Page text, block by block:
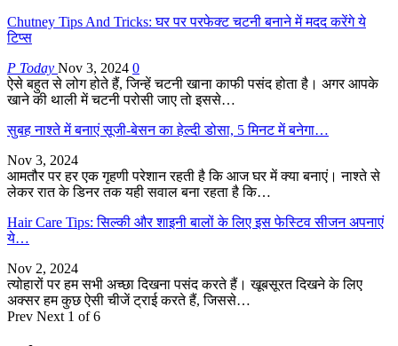
Chutney Tips And Tricks: घर पर परफेक्ट चटनी बनाने में मदद करेंगे ये
टिप्स
P Today Nov 3, 2024 0
ऐसे बहुत से लोग होते हैं, जिन्हें चटनी खाना काफी पसंद होता है। अगर आपके
खाने की थाली में चटनी परोसी जाए तो इससे…
सुबह नाश्ते में बनाएं सूजी-बेसन का हेल्दी डोसा, 5 मिनट में बनेगा…
Nov 3, 2024
आमतौर पर हर एक गृहणी परेशान रहती है कि आज घर में क्या बनाएं। नाश्ते से
लेकर रात के डिनर तक यही सवाल बना रहता है कि…
Hair Care Tips: सिल्की और शाइनी बालों के लिए इस फेस्टिव सीजन अपनाएं
ये…
Nov 2, 2024
त्योहारों पर हम सभी अच्छा दिखना पसंद करते हैं। खूबसूरत दिखने के लिए
अक्सर हम कुछ ऐसी चीजें ट्राई करते हैं, जिससे…
Prev Next 1 of 6